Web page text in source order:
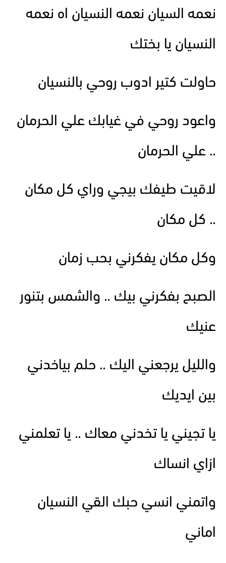
نعمه السيان نعمه النسيان اه نعمه
النسيان يا بختك
حاولت كتير ادوب روحي بالنسيان
واعود روحي في غيابك علي الحرمان
.. علي الحرمان
لاقيت طيفك بيجي وراي كل مكان
.. كل مكان
وكل مكان يفكرني بحب زمان
الصبح بفكرني بيك .. والشمس بتنور
عنيك
والليل يرجعني اليك .. حلم بياخدني
بين ايديك
يا تجيني يا تخدني معاك .. يا تعلمني
ازاي انساك
واتمني انسي حبك القي النسيان
اماني